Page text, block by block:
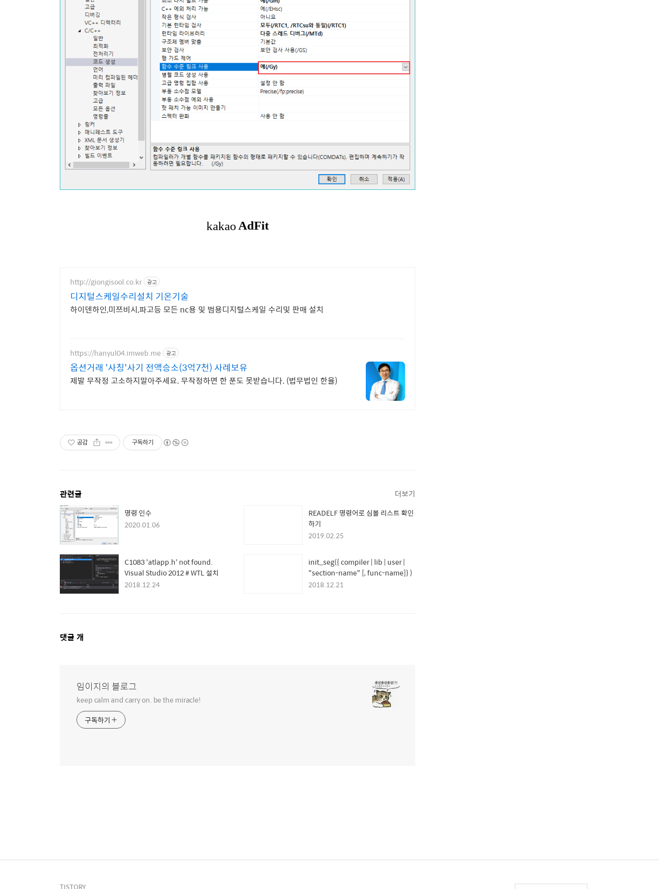
http://giongisool.co.kr 광고
디지털스케일수리설치 기온기술
하이덴하인,미쯔비시,파고등 모든 nc용 및 범용디지털스케일 수리및 판매 설치
https://hanyul04.imweb.me 광고
옵션거래 '사칭'사기 전액승소(3억7천) 사례보유
제발 무작정 고소하지말아주세요. 무작정하면 한 푼도 못받습니다. (법무법인 한율)
공감 구독하기
관련글 더보기
명령 인수
2020.01.06
READELF 명령어로 심볼 리스트 확인
하기
2019.02.25
C1083 'atlapp.h' not found.
Visual Studio 2012 # WTL 설치
2018.12.24
init_seg({ compiler | lib | user |
"section-name" [, func-name]} )
2018.12.21
댓
댓글 개
임이지의 블로그
keep calm and carry on. be the miracle!
구독하기
TISTORY